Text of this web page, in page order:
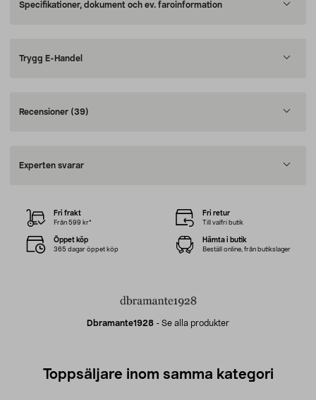
Specifikationer, dokument och ev. faroinformation
Trygg E-Handel
Recensioner (39)
Experten svarar
Dbramante1928 - Se alla produkter
Fri frakt
Från 599 kr*
Fri retur
Till valfri butik
Öppet köp
365 dagar öppet köp
Hämta i butik
Beställ online, från butikslager
Toppsäljare inom samma kategori